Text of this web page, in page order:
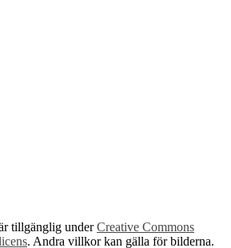
tillgänglig underCreative Commons
. Andra villkor kan gälla för bilderna.